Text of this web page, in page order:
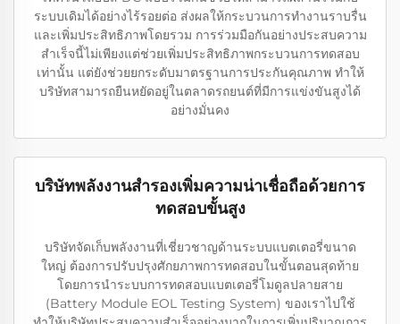
ระบบเดิมได้อย่างไร้รอยต่อ ส่งผลให้กระบวนการทำงานราบรื่น
และเพิ่มประสิทธิภาพโดยรวม การร่วมมือกันอย่างประสบความ
สำเร็จนี้ไม่เพียงแต่ช่วยเพิ่มประสิทธิภาพกระบวนการทดสอบ
เท่านั้น แต่ยังช่วยยกระดับมาตรฐานการประกันคุณภาพ ทำให้
บริษัทสามารถยืนหยัดอยู่ในตลาดรถยนต์ที่มีการแข่งขันสูงได้
อย่างมั่นคง
บริษัทพลังงานสำรองเพิ่มความน่าเชื่อถือด้วยการ
ทดสอบขั้นสูง
บริษัทจัดเก็บพลังงานที่เชี่ยวชาญด้านระบบแบตเตอรี่ขนาด
ใหญ่ ต้องการปรับปรุงศักยภาพการทดสอบในขั้นตอนสุดท้าย
โดยการนำระบบการทดสอบแบตเตอรี่โมดูลปลายสาย
(Battery Module EOL Testing System) ของเราไปใช้